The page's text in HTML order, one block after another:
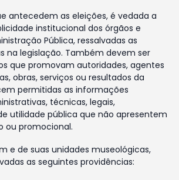
antecedem as eleições, é vedada a
institucional dos órgãos e
Pública, ressalvadas as
na legislação. Também devem ser
que promovam autoridades, agentes
obras, serviços ou resultados da
permitidas as informações
técnicas, legais,
utilidade pública que não apresentem
ou promocional.
e de suas unidades museológicas,
as seguintes providências: